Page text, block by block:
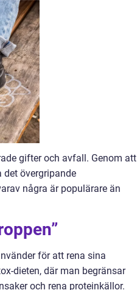
gifter och avfall. Genom att
övergripande
några är populärare än
för att rena sina
dieten, där man begränsar
och rena proteinkällor.